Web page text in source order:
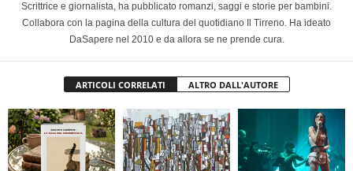
Scrittrice e giornalista, ha pubblicato romanzi, saggi e storie per bambini.
Collabora con la pagina della cultura del quotidiano Il Tirreno. Ha ideato
DaSapere nel 2010 e da allora se ne prende cura.
ARTICOLI CORRELATI ALTRO DALL'AUTORE